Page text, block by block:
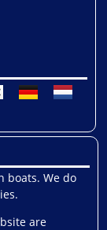
boats. We do
are